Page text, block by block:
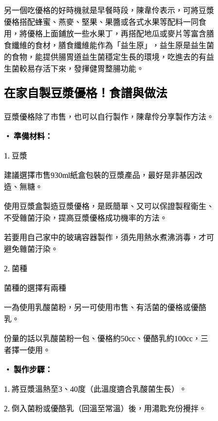
另一個吃優格的好時機就是早餐時段，陳韋伶表示，可將豆漿
優格搭配蜂蜜、燕麥、堅果、果醬或各式水果等配料一同食
用，將優格上面鋪放一些水果丁，再搭配地瓜或麥片等富含膳
食纖維的食材，膳食纖維能作為「益生原」，益生原是益生菌
的食物，能提供腸胃道益生菌穩定生長的環境，吃進去的有益
生菌較易存活下來，發揮健胃整腸功能。
在家自製豆漿優格！食譜與做法
豆漿優格除了市售，也可以自行製作，陳韋伶分享製作方法。
‧ 準備材料：
1. 豆漿
建議選擇市售930ml紙盒包裝的豆漿產品，最好是非基因改
造、無糖。
使用豆漿盒製造豆漿優格，是既簡單、又可以保證製程衛生、
不受雜菌汙染，提高豆漿優格成功機率的方法。
若要用自己家中的玻璃容器製作，須先用熱水煮沸消毒，才可
避免雜菌汙染。
2. 菌種
菌種的選擇有兩種
一為使用乳酸菌粉，另一可使用市售、有活菌的優格或優酪
乳。
份量的話以乳酸菌粉一包、優格約50cc、優酪乳約100cc，三
者擇一使用。
‧ 製作步驟：
1. 將豆漿溫熱至3、40度（此溫度適合乳酸菌生長）。
2. 倒入菌粉或優酪乳（回溫至常溫）後，用湯匙充份攪拌。